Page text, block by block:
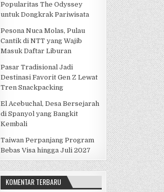
Popularitas The Odyssey
untuk Dongkrak Pariwisata
Pesona Nuca Molas, Pulau
Cantik di NTT yang Wajib
Masuk Daftar Liburan
Pasar Tradisional Jadi
Destinasi Favorit Gen Z Lewat
Tren Snackpacking
El Acebuchal, Desa Bersejarah
di Spanyol yang Bangkit
Kembali
Taiwan Perpanjang Program
Bebas Visa hingga Juli 2027
KOMENTAR TERBARU